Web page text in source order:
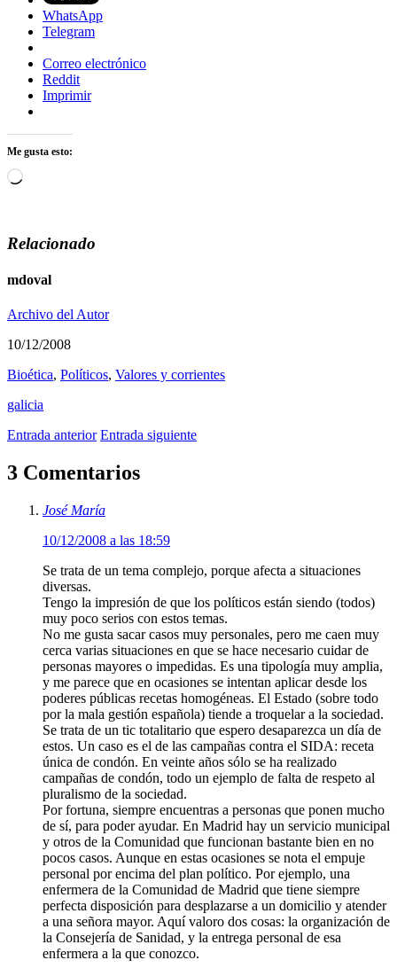
WhatsApp
Telegram
Correo electrónico
Reddit
Imprimir
Me gusta esto:
Cargando...
Relacionado
mdoval
Archivo del Autor
10/12/2008
Bioética, Polí­ticos, Valores y corrientes
galicia
Entrada anterior Entrada siguiente
3 Comentarios
José María
10/12/2008 a las 18:59
Se trata de un tema complejo, porque afecta a situaciones
diversas.
Tengo la impresión de que los políticos están siendo (todos)
muy poco serios con estos temas.
No me gusta sacar casos muy personales, pero me caen muy
cerca varias situaciones en que se hace necesario cuidar de
personas mayores o impedidas. Es una tipología muy amplia,
y me parece que en ocasiones se intentan aplicar desde los
poderes públicas recetas homogéneas. El Estado (sobre todo
por la mala gestión española) tiende a troquelar a la sociedad.
Se trata de un tic totalitario que espero desaparezca un día de
estos. Un caso es el de las campañas contra el SIDA: receta
única de condón. En veinte años sólo se ha realizado
campañas de condón, todo un ejemplo de falta de respeto al
pluralismo de la sociedad.
Por fortuna, siempre encuentras a personas que ponen mucho
de sí, para poder ayudar. En Madrid hay un servicio municipal
y otros de la Comunidad que funcionan bastante bien en no
pocos casos. Aunque en estas ocasiones se nota el empuje
personal por encima del plan político. Por ejemplo, una
enfermera de la Comunidad de Madrid que tiene siempre
perfecta disposición para desplazarse a un domicilio y atender
a una señora mayor. Aquí valoro dos cosas: la organización de
la Consejería de Sanidad, y la entrega personal de esa
enfermera a la que conozco.